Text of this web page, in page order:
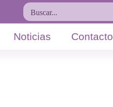
Buscar...
Noticias Contacto